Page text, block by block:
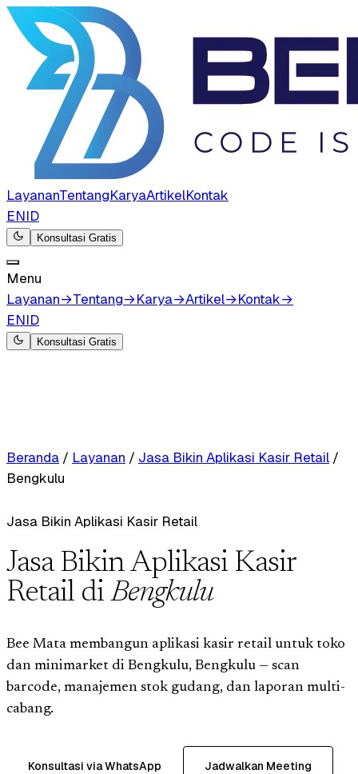
LayananTentangKaryaArtikelKontak
ENID
Konsultasi Gratis
Menu
Layanan→Tentang→Karya→Artikel→Kontak→
ENID
Konsultasi Gratis
Beranda / Layanan / Jasa Bikin Aplikasi Kasir Retail /
Bengkulu
Jasa Bikin Aplikasi Kasir Retail
Jasa Bikin Aplikasi Kasir
Retail diBengkulu
Bee Mata membangun aplikasi kasir retail untuk toko
dan minimarket di Bengkulu, Bengkulu — scan
barcode, manajemen stok gudang, dan laporan multi-
cabang.
Konsultasi via WhatsApp Jadwalkan Meeting